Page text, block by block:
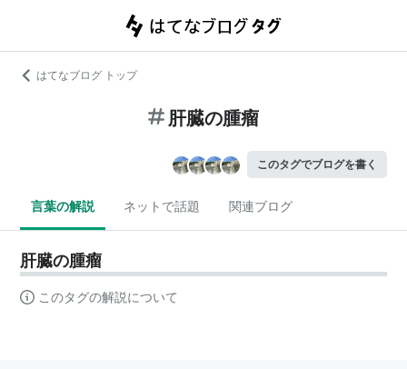
はてなブログ トップ
肝臓の腫瘤
このタグでブログを書く
言葉の解説 ネットで話題 関連ブログ
肝臓の腫瘤
このタグの解説について